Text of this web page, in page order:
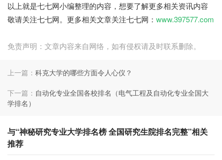
以上就是七七网小编整理的内容，想要了解更多相关资讯内容
敬请关注七七网。更多相关文章关注七七网： www.397577.com
免责声明：文章内容来自网络，如有侵权请及时联系删除。
上一篇： 科克大学的哪些方面令人心仪？
下一篇： 自动化专业全国各校排名（电气工程及自动化专业全国大
学排名）
与“神秘研究专业大学排名榜 全国研究生院排名完整”相关
推荐